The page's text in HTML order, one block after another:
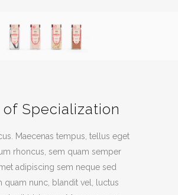
Specialization
Maecenas tempus, tellus eget
rhoncus, sem quam semper
adipiscing sem neque sed
quam nunc, blandit vel, luctus